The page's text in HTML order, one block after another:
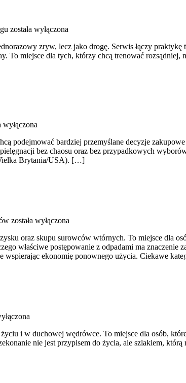
została wyłączona
zryw, lecz jako drogę. Serwis łączy
miejsce dla tych, którzy chcą trenować rozsądniej,
wyłączona
podejmować bardziej przemyślane decyzje
bez chaosu oraz bez przypadkowych
Brytania/USA). […]
została wyłączona
oraz skupu surowców wtórnych. To miejsce dla
właściwe postępowanie z odpadami ma
wspierając ekonomię ponownego użycia. Ciekawe
i w duchowej wędrówce. To miejsce dla osób,
nie jest przypisem do życia, ale szlakiem,